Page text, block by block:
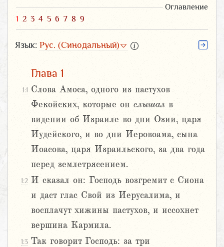
Оглавление
1 2 3 4 5 6 7 8 9
Язык: Рус. (Синодальный)
Глава 1
1:1 Слова Амоса, одного из пастухов
Фекойских, которые он слышал в
видении об Израиле во дни Озии, царя
Иудейского, и во дни Иеровоама, сына
Иоасова, царя Израильского, за два года
перед землетрясением.
1:2 И сказал он: Господь возгремит с Сиона
и даст глас Свой из Иерусалима, и
восплачут хижины пастухов, и иссохнет
вершина Кармила.
1:3 Так говорит Господь: за три